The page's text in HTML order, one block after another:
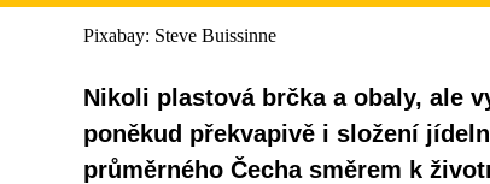
Pixabay: Steve Buissinne
Nikoli plastová brčka a obaly, ale
poněkud překvapivě i složení
průměrného Čecha směrem k